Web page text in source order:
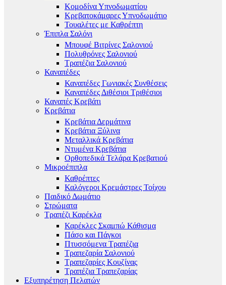
Κομοδίνα Υπνοδωματίου
Κρεβατοκάμαρες Υπνοδωμάτιο
Τουαλέτες με Καθρέπτη
Έπιπλα Σαλόνι
Μπουφέ Βιτρίνες Σαλονιού
Πολυθρόνες Σαλονιού
Τραπέζια Σαλονιού
Καναπέδες
Καναπέδες Γωνιακές Συνθέσεις
Καναπέδες Διθέσιοι Τριθέσιοι
Καναπές Κρεβάτι
Κρεβάτια
Κρεβάτια Δερμάτινα
Κρεβάτια Ξύλινα
Μεταλλικά Κρεβάτια
Ντυμένα Κρεβάτια
Ορθοπεδικά Τελάρα Κρεβατιού
Μικροέπιπλα
Καθρέπτες
Καλόγεροι Κρεμάστρες Τοίχου
Παιδικό Δωμάτιο
Στρώματα
Τραπέζι Καρέκλα
Καρέκλες Σκαμπώ Κάθισμα
Πάσο και Πάγκοι
Πτυσσόμενα Τραπέζια
Τραπεζαρία Σαλονιού
Τραπεζαρίες Κουζίνας
Τραπέζια Τραπεζαρίας
Εξυπηρέτηση Πελατών